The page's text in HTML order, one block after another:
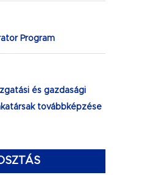
Program
és gazdasági
továbbképzése